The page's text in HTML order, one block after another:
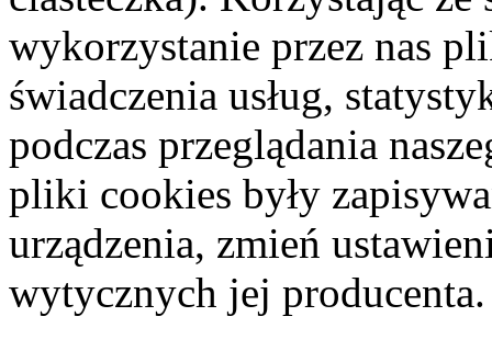
wykorzystanie przez nas
świadczenia usług,
podczas przeglądania
pliki cookies były
urządzenia, zmień
wytycznych jej producenta.